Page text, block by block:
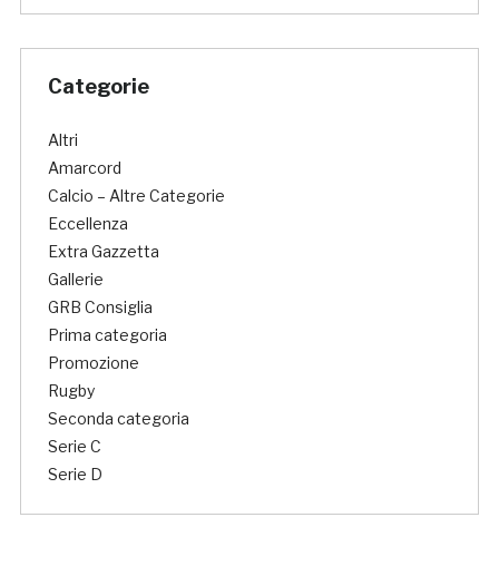
Categorie
Altri
Amarcord
Calcio – Altre Categorie
Eccellenza
Extra Gazzetta
Gallerie
GRB Consiglia
Prima categoria
Promozione
Rugby
Seconda categoria
Serie C
Serie D